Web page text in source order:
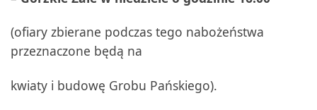
(ofiary zbierane podczas tego nabożeństwa
przeznaczone będą na
kwiaty i budowę Grobu Pańskiego).